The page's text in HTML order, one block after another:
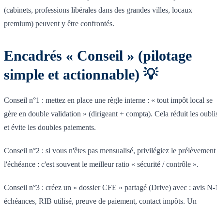
(cabinets, professions libérales dans des grandes villes, locaux
premium) peuvent y être confrontés.
Encadrés « Conseil » (pilotage
simple et actionnable) 💡
Conseil n°1 : mettez en place une règle interne : « tout impôt local se
gère en double validation » (dirigeant + compta). Cela réduit les
et évite les doubles paiements.
Conseil n°2 : si vous n'êtes pas mensualisé, privilégiez le prélèvement
l'échéance : c'est souvent le meilleur ratio « sécurité / contrôle ».
Conseil n°3 : créez un « dossier CFE » partagé (Drive) avec : avis N-
échéances, RIB utilisé, preuve de paiement, contact impôts. Un